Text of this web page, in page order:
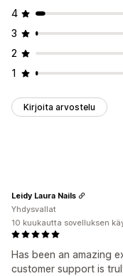
4
3
2
1
Kirjoita arvostelu
Has been an amazing
customer support is
Leidy Laura Nails
Yhdysvallat
10 kuukautta sovelluksen